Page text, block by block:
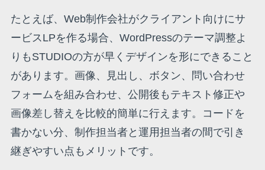
たとえば、Web制作会社がクライアント向けにサ
ービスLPを作る場合、WordPressのテーマ調整よ
りもSTUDIOの方が早くデザインを形にできること
があります。画像、見出し、ボタン、問い合わせ
フォームを組み合わせ、公開後もテキスト修正や
画像差し替えを比較的簡単に行えます。コードを
書かない分、制作担当者と運用担当者の間で引き
継ぎやすい点もメリットです。